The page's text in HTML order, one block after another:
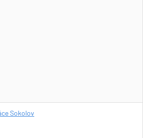
Sokolov